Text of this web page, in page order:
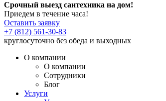
Срочный выезд сантехника на дом!
Приедем в течение часа!
Оставить заявку
+7 (812) 561-30-83
круглосуточно без обеда и выходных
О компании
О компании
Сотрудники
Блог
Услуги